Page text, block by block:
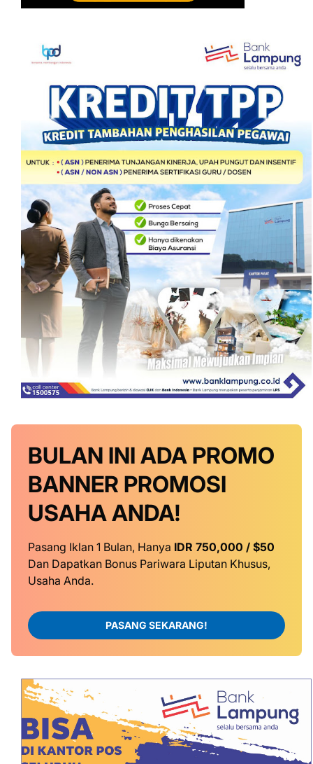
BULAN INI ADA PROMO
BANNER PROMOSI
USAHA ANDA!
Pasang Iklan 1 Bulan, Hanya IDR 750,000 / $50
Dan Dapatkan Bonus Pariwara Liputan Khusus,
Usaha Anda.
PASANG SEKARANG!